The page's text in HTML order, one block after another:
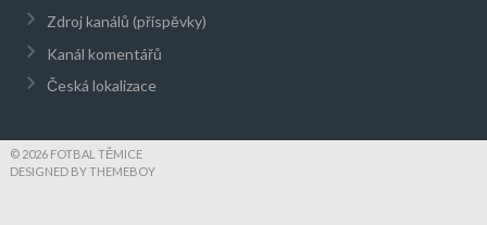
Zdroj kanálů (příspěvky)
Kanál komentářů
Česká lokalizace
© 2026 FOTBAL TĚMICE
DESIGNED BY THEMEBOY